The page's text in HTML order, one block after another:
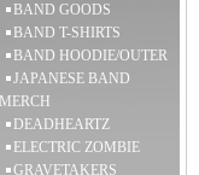
BAND GOODS
BAND T-SHIRTS
BAND HOODIE/OUTER
JAPANESE BAND
MERCH
DEADHEARTZ
ELECTRIC ZOMBIE
GRAVETAKERS